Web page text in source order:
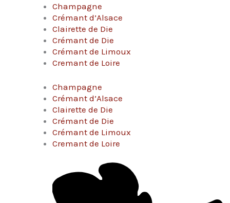
Champagne
Crémant d’Alsace
Clairette de Die
Crémant de Die
Crémant de Limoux
Cremant de Loire
Champagne
Crémant d’Alsace
Clairette de Die
Crémant de Die
Crémant de Limoux
Cremant de Loire